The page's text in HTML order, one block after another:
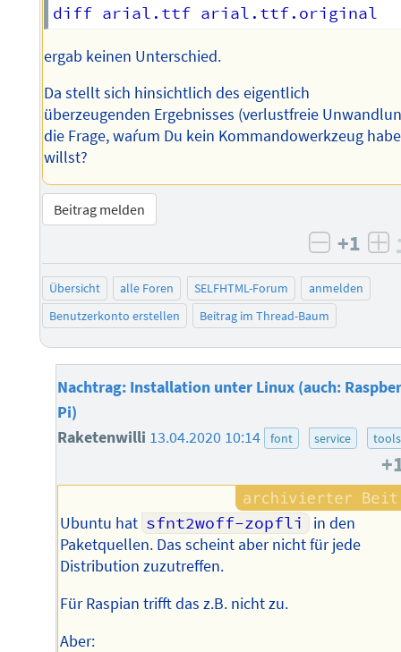
ergab keinen Unterschied.
Da stellt sich hinsichtlich des eigentlich
überzeugenden Ergebnisses (verlustfreie
die Frage, waŕum Du kein Kommandowerkzeug
willst?
Beitrag melden
negativ
+1
Übersicht alle Foren SELFHTML-Forum
anmelden
Benutzerkonto erstellen
Beitrag im Thread-Baum
Nachtrag: Installation unter Linux (auch:
Pi)
Raketenwilli 13.04.2020 10:14 font service tools
Ubuntu hat sfnt2woff-zopfli
in den
Paketquellen. Das scheint aber nicht für jede
Distribution zuzutreffen.
Für Raspian trifft das z.B. nicht zu.
Aber: